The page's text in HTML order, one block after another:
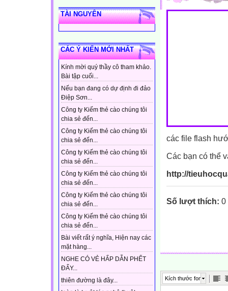
TÀI NGUYÊN
CÁC Ý KIẾN MỚI NHẤT
Kính mời quý thầy cô tham khảo.
Bài tập cuối...
Nếu bạn đang có dự định đi đảo
Điệp Sơn...
Công ty Kiếm thẻ cào chúng tôi
chia sẻ đến...
Công ty Kiếm thẻ cào chúng tôi
chia sẻ đến...
Công ty Kiếm thẻ cào chúng tôi
chia sẻ đến...
Công ty Kiếm thẻ cào chúng tôi
chia sẻ đến...
Công ty Kiếm thẻ cào chúng tôi
chia sẻ đến...
Công ty Kiếm thẻ cào chúng tôi
chia sẻ đến...
Bài viết rất ý nghĩa, Hiện nay các
mặt hàng...
NGHE CÓ VẺ HẤP DẪN PHẾT
ĐẤY...
thiên đường là đây...
các file flash
Các bạn có thể
http://
Số lượt thích: 0
Kích thước font